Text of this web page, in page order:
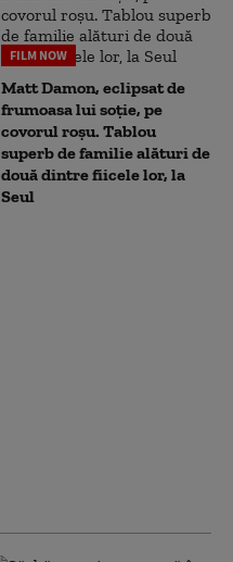
FILM NOW
Matt Damon, eclipsat de
frumoasa lui soție, pe
covorul roșu. Tablou
superb de familie alături de
două dintre fiicele lor, la
Seul